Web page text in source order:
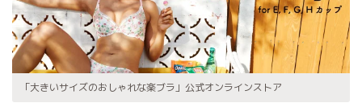
「大きいサイズのおしゃれな楽ブラ」公式オンラインストア